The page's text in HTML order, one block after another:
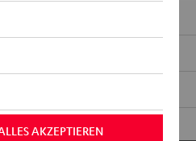
AKZEPTIEREN